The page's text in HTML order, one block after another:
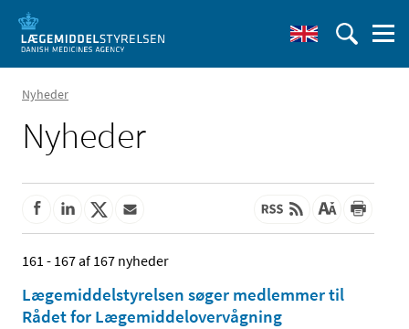
Nyheder
Nyheder
161 - 167 af 167 nyheder
Lægemiddelstyrelsen søger medlemmer til
Rådet for Lægemiddelovervågning